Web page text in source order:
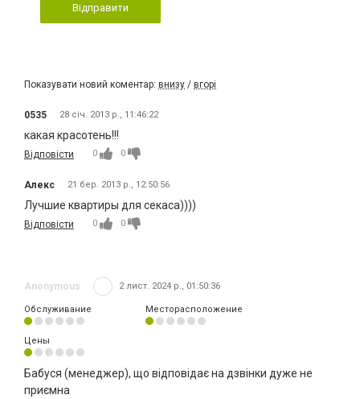
Відправити
Показувати новий коментар: внизу / вгорі
0535 28 січ. 2013 р., 11:46:22
какая красотень!!!
Відповісти 0 0
Алекс 21 бер. 2013 р., 12:50:56
Лучшие квартиры для секаса))))
Відповісти 0 0
Anonymous 2 лист. 2024 р., 01:50:36
Обслуживание Месторасположение
Цены
Бабуся (менеджер), що відповідає на дзвінки дуже не
приємна